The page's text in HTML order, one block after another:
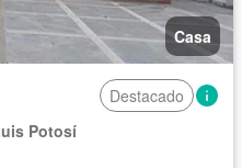
Casa
Destacado
Potosí